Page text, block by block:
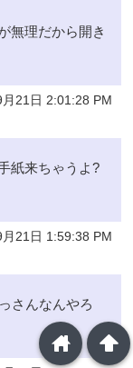
無理だから開き
月21日 2:01:28 PM
紙来ちゃうよ?
月21日 1:59:38 PM
さんなんやろ
arrowup
home